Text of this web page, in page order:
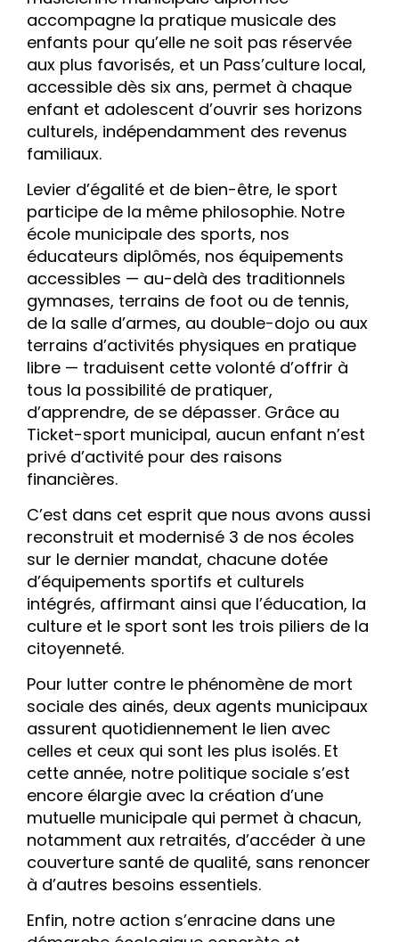
accompagne la pratique musicale des
enfants pour qu’elle ne soit pas réservée
aux plus favorisés, et un Pass’culture local,
accessible dès six ans, permet à chaque
enfant et adolescent d’ouvrir ses horizons
culturels, indépendamment des revenus
familiaux.
Levier d’égalité et de bien-être, le sport
participe de la même philosophie. Notre
école municipale des sports, nos
éducateurs diplômés, nos équipements
accessibles — au-delà des traditionnels
gymnases, terrains de foot ou de tennis,
de la salle d’armes, au double-dojo ou aux
terrains d’activités physiques en pratique
libre — traduisent cette volonté d’offrir à
tous la possibilité de pratiquer,
d’apprendre, de se dépasser. Grâce au
Ticket-sport municipal, aucun enfant n’est
privé d’activité pour des raisons
financières.
C’est dans cet esprit que nous avons aussi
reconstruit et modernisé 3 de nos écoles
sur le dernier mandat, chacune dotée
d’équipements sportifs et culturels
intégrés, affirmant ainsi que l’éducation, la
culture et le sport sont les trois piliers de la
citoyenneté.
Pour lutter contre le phénomène de mort
sociale des ainés, deux agents municipaux
assurent quotidiennement le lien avec
celles et ceux qui sont les plus isolés. Et
cette année, notre politique sociale s’est
encore élargie avec la création d’une
mutuelle municipale qui permet à chacun,
notamment aux retraités, d’accéder à une
couverture santé de qualité, sans renoncer
à d’autres besoins essentiels.
Enfin, notre action s’enracine dans une